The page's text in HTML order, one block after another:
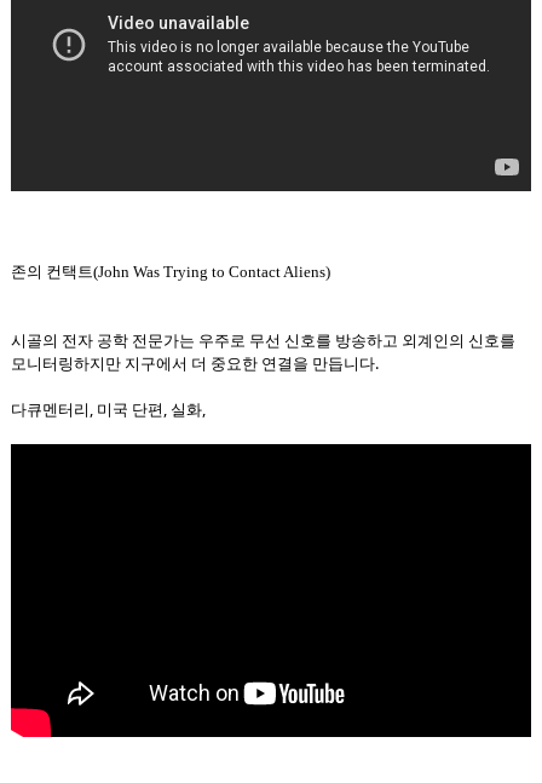
존의 컨택트(John Was Trying to Contact Aliens)
시골의 전자 공학 전문가는 우주로 무선 신호를 방송하고 외계인의 신호를
모니터링하지만 지구에서 더 중요한 연결을 만듭니다.
다큐멘터리, 미국 단편, 실화,